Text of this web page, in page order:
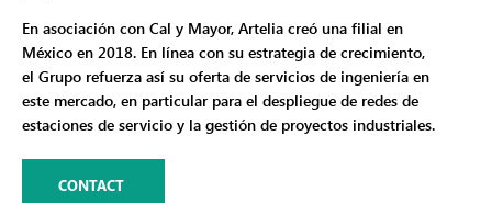
En asociación con Cal y Mayor, Artelia creó una filial en
México en 2018. En línea con su estrategia de crecimiento,
el Grupo refuerza así su oferta de servicios de ingeniería en
este mercado, en particular para el despliegue de redes de
estaciones de servicio y la gestión de proyectos industriales.
CONTACT